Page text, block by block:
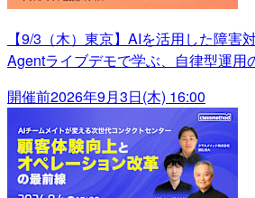
【9/3（木）東京】AIを活用した障害
Agentライブデモで学ぶ、自律型運用
開催前2026年9月3日(木) 16:00